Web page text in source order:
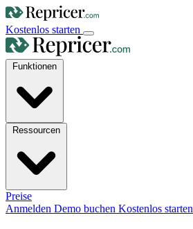
Kostenlos starten
Preise
Anmelden Demo buchen Kostenlos starten